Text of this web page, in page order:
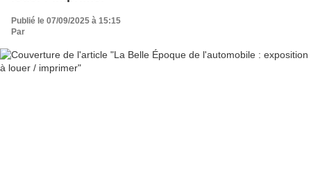
Publié le 07/09/2025 à 15:15
Par